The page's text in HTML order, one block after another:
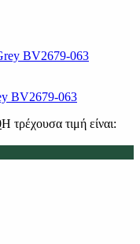
BV2679-063
Η τρέχουσα τιμή είναι: